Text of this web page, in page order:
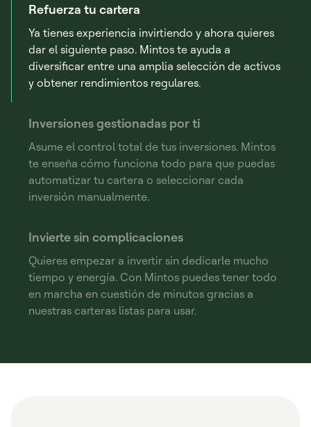
Refuerza tu cartera
Ya tienes experiencia invirtiendo y ahora quieres
dar el siguiente paso. Mintos te ayuda a
diversificar entre una amplia selección de activos
y obtener rendimientos regulares.
Inversiones gestionadas por ti
Asume el control total de tus inversiones. Mintos
te enseña cómo funciona todo para que puedas
automatizar tu cartera o seleccionar cada
inversión manualmente.
Invierte sin complicaciones
Quieres empezar a invertir sin dedicarle mucho
tiempo y energía. Con Mintos puedes tener todo
en marcha en cuestión de minutos gracias a
nuestras carteras listas para usar.